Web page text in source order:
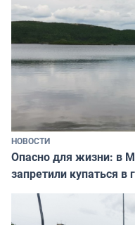
НОВОСТИ
Опасно для жизни: в
запретили купаться в